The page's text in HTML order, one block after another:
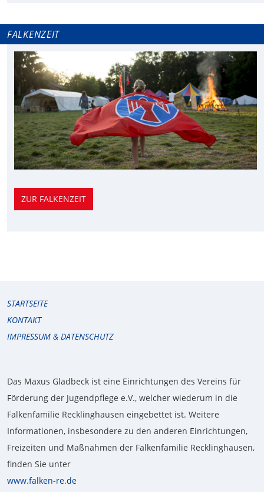
FALKENZEIT
ZUR FALKENZEIT
STARTSEITE
KONTAKT
IMPRESSUM & DATENSCHUTZ
Das Maxus Gladbeck ist eine Einrichtungen des Vereins für
Förderung der Jugendpflege e.V., welcher wiederum in die
Falkenfamilie Recklinghausen eingebettet ist. Weitere
Informationen, insbesondere zu den anderen Einrichtungen,
Freizeiten und Maßnahmen der Falkenfamilie Recklinghausen,
finden Sie unter
www.falken-re.de